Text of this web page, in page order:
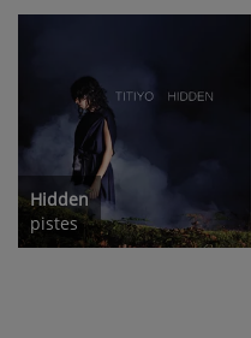
Hidden
pistes